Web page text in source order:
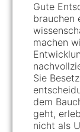
Gute
brauchen
machen
Sie
dem
geht,
nicht als